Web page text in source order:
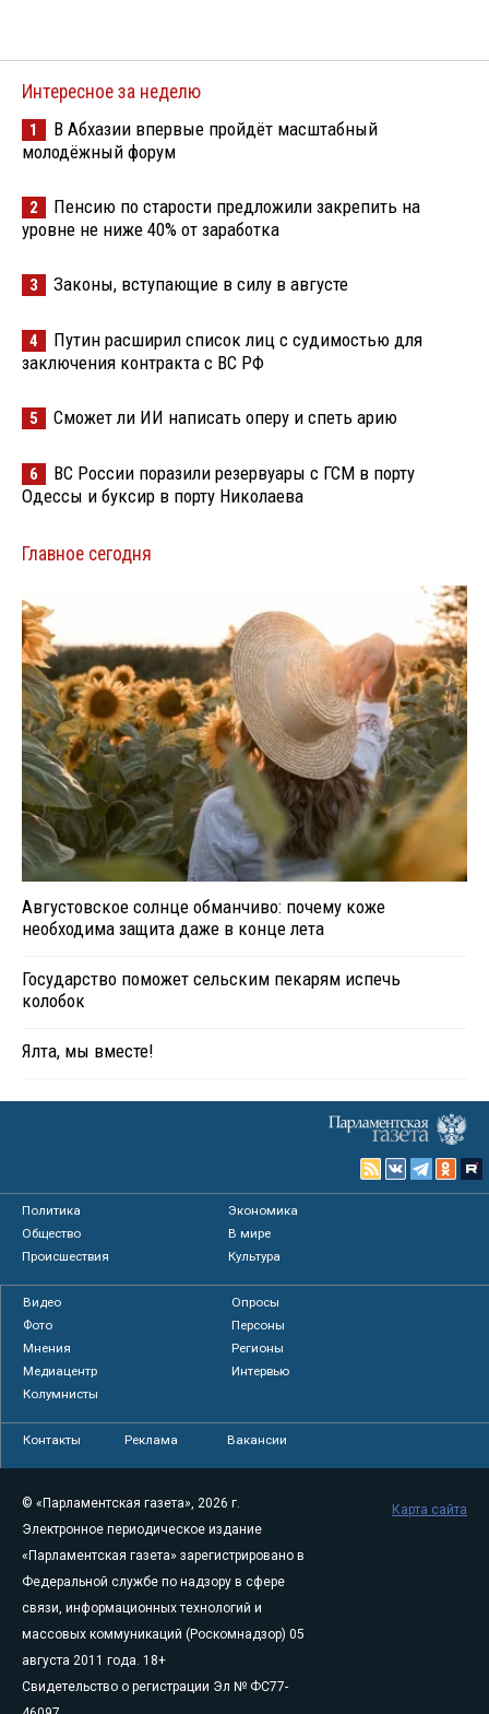
Интересное за неделю
1
В Абхазии впервые пройдёт масштабный
молодёжный форум
2
Пенсию по старости предложили закрепить на
уровне не ниже 40% от заработка
3 Законы, вступающие в силу в августе
4
Путин расширил список лиц с судимостью для
заключения контракта с ВС РФ
5 Сможет ли ИИ написать оперу и спеть арию
6
ВС России поразили резервуары с ГСМ в порту
Одессы и буксир в порту Николаева
Главное сегодня
Августовское солнце обманчиво: почему коже
необходима защита даже в конце лета
Государство поможет сельским пекарям испечь
колобок
Ялта, мы вместе!
Политика
Экономика
Общество
В мире
Происшествия
Культура
Видео
Опросы
Фото
Персоны
Мнения
Регионы
Медиацентр
Интервью
Колумнисты
Контакты Реклама Вакансии
© «Парламентская газета», 2026 г.
Электронное периодическое издание
«Парламентская газета» зарегистрировано в
Федеральной службе по надзору в сфере
связи, информационных технологий и
массовых коммуникаций (Роскомнадзор) 05
августа 2011 года. 18+
Свидетельство о регистрации Эл № ФС77-
Карта сайта